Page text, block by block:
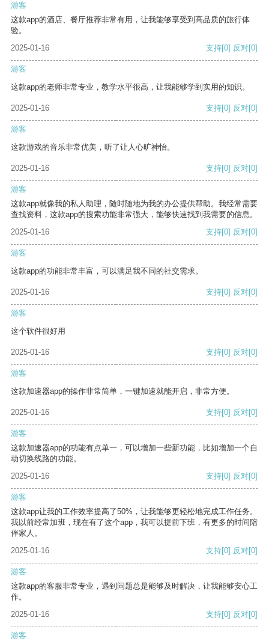
游客
这款app的酒店、餐厅推荐非常有用，让我能够享受到高品质的旅行体
验。
2025-01-16
支持[0] 反对[0]
游客
这款app的老师非常专业，教学水平很高，让我能够学到实用的知识。
2025-01-16 支持[0] 反对[0]
游客
这款游戏的音乐非常优美，听了让人心旷神怡。
2025-01-16 支持[0] 反对[0]
游客
这款app就像我的私人助理，随时随地为我的办公提供帮助。我经常需要
查找资料，这款app的搜索功能非常强大，能够快速找到我需要的信息。
2025-01-16
支持[0] 反对[0]
游客
这款app的功能非常丰富，可以满足我不同的社交需求。
2025-01-16 支持[0] 反对[0]
游客
这个软件很好用
2025-01-16 支持[0] 反对[0]
游客
这款加速器app的操作非常简单，一键加速就能开启，非常方便。
2025-01-16 支持[0] 反对[0]
游客
这款加速器app的功能有点单一，可以增加一些新功能，比如增加一个自
动切换线路的功能。
2025-01-16
支持[0] 反对[0]
游客
这款app让我的工作效率提高了50%，让我能够更轻松地完成工作任务。
我以前经常加班，现在有了这个app，我可以提前下班，有更多的时间陪
伴家人。
2025-01-16
支持[0] 反对[0]
游客
这款app的客服非常专业，遇到问题总是能够及时解决，让我能够安心工
作。
2025-01-16
支持[0] 反对[0]
游客